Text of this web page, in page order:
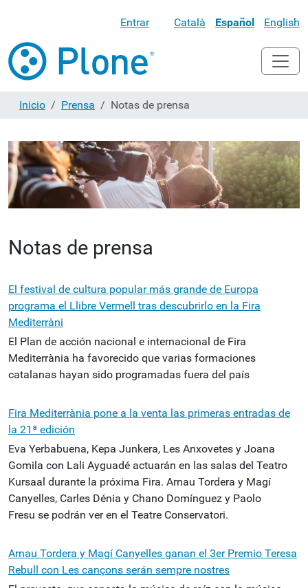
Entrar Català Español English
Inicio Prensa Notas de prensa
Notas de prensa
El festival de cultura popular más grande de Europa
programa el Llibre Vermell tras descubrirlo en la Fira
Mediterràni
El Plan de acción nacional e internacional de Fira
Mediterrània ha favorecido que varias formaciones
catalanas hayan sido programadas fuera del país
Fira Mediterrània pone a la venta las primeras entradas de
la 21ª edición
Eva Yerbabuena, Kepa Junkera, Les Anxovetes y Joana
Gomila con Lali Ayguadé actuarán en las salas del Teatro
Kursaal durante la próxima Fira. Arnau Tordera y Magí
Canyelles, Carles Dénia y Chano Domínguez y Paolo
Fresu se podrán ver en el Teatre Conservatori.
Arnau Tordera y Magí Canyelles ganan el 3er Premio Teresa
Rebull con Les cançons serán sempre nostres